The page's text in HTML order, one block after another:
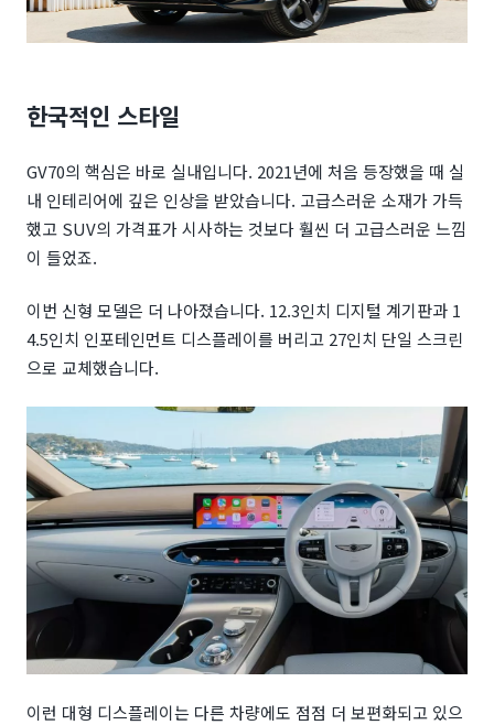
한국적인 스타일
GV70의 핵심은 바로 실내입니다. 2021년에 처음 등장했을 때 실
내 인테리어에 깊은 인상을 받았습니다. 고급스러운 소재가 가득
했고 SUV의 가격표가 시사하는 것보다 훨씬 더 고급스러운 느낌
이 들었죠.
이번 신형 모델은 더 나아졌습니다. 12.3인치 디지털 계기판과 1
4.5인치 인포테인먼트 디스플레이를 버리고 27인치 단일 스크린
으로 교체했습니다.
이런 대형 디스플레이는 다른 차량에도 점점 더 보편화되고 있으